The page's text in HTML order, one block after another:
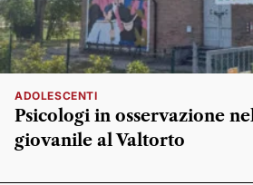
ADOLESCENTI
Psicologi in osservazione
giovanile al Valtorto